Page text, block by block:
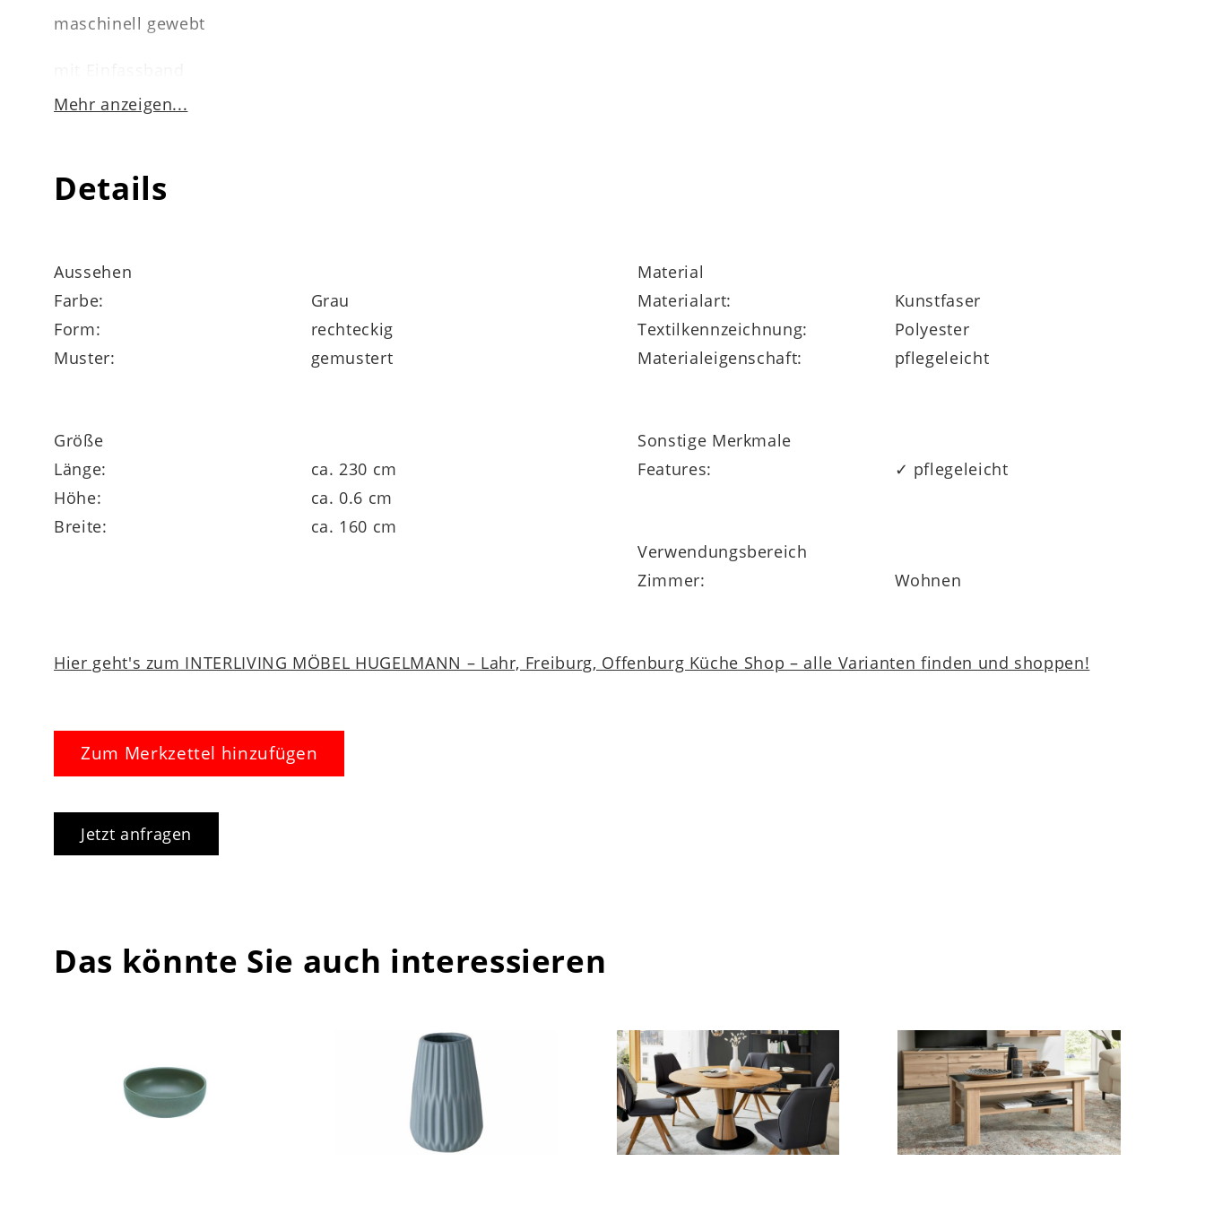
maschinell gewebt
1.850 g / m²
antistatisch
Florhöhe ca. 6 mm
Mehr anzeigen...
Details
Aussehen
Farbe:
Grau
Form:
rechteckig
Muster:
gemustert
Größe
Länge:
ca. 230 cm
Höhe:
ca. 0.6 cm
Breite:
ca. 160 cm
Material
Materialart:
Kunstfaser
Textilkennzeichnung:
Polyester
Materialeigenschaft:
pflegeleicht
Sonstige Merkmale
Features:
✓ pflegeleicht
Verwendungsbereich
Zimmer:
Wohnen
Hier geht's zum INTERLIVING MÖBEL HUGELMANN – Lahr, Freiburg, Offenburg Küche Shop – alle Varianten finden und shoppen!
Zum Merkzettel hinzufügen
Jetzt anfragen
Das könnte Sie auch interessieren